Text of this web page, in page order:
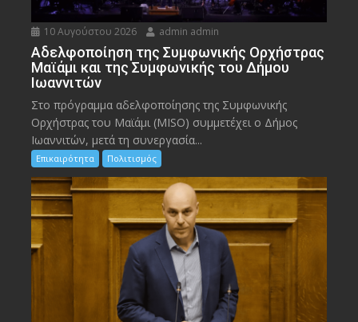
10 Αυγούστου 2026 admin admin
Αδελφοποίηση της Συμφωνικής Ορχήστρας
Μαϊάμι και της Συμφωνικής του Δήμου
Ιωαννιτών
Στο πρόγραμμα αδελφοποίησης της Συμφωνικής
Ορχήστρας του Μαϊάμι (MISO) συμμετέχει ο Δήμος
Ιωαννιτών, μετά τη συνεργασία...
Επικαιρότητα Πολιτισμός